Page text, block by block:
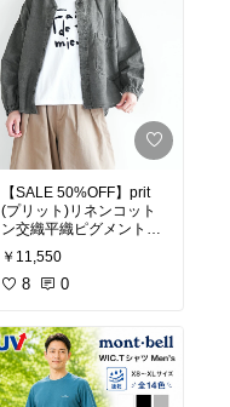
【SALE 50%OFF】prit
(プリット)リネンコット
ン交織平織ピグメント加
ツ 羽織り [P81602] セー
ル
￥11,550
8 0